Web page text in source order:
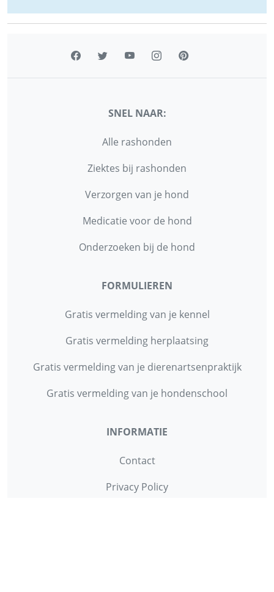
SNEL NAAR:
Alle rashonden
Ziektes bij rashonden
Verzorgen van je hond
Medicatie voor de hond
Onderzoeken bij de hond
FORMULIEREN
Gratis vermelding van je kennel
Gratis vermelding herplaatsing
Gratis vermelding van je dierenartsenpraktijk
Gratis vermelding van je hondenschool
INFORMATIE
Contact
Privacy Policy